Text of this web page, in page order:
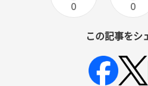
0 0
この記事をシ